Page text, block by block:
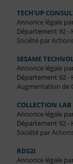
TECH'UP
Annonce légale
Département 92 -
Société par
SESAME
Annonce légale
Département 92 -
Augmentation de
COLLECTION LAB
Annonce légale
Département 92 -
Société par
RDS2I
Annonce légale